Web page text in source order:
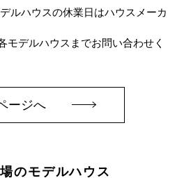
ルハウスの休業日はハウスメーカ
モデルハウスまでお問い合わせく
ージへ
のモデルハウス